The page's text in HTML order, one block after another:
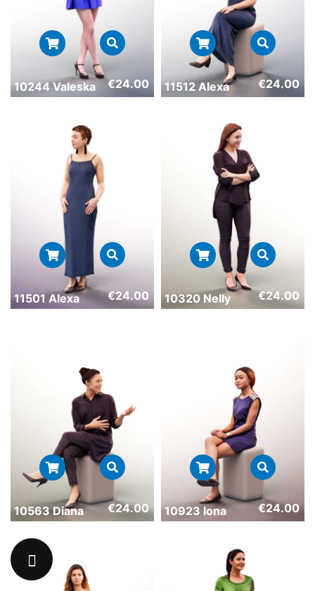
10244 Valeska €24.00 11512 Alexa €24.00
11501 Alexa €24.00 10320 Nelly €24.00
10563 Diana €24.00 10923 Iona €24.00